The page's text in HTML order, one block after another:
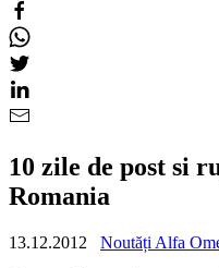
10 zile de post si
Romania
13.12.2012 Noutăți Alfa